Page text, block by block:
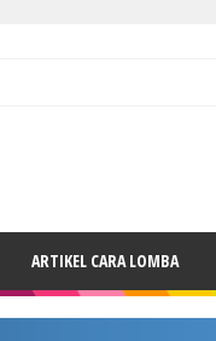
ARTIKEL CARA LOMBA